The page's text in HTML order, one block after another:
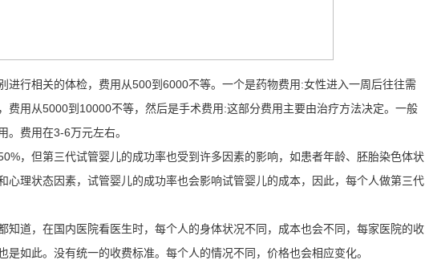
行相关的体检，费用从500到6000不等。一个是药物费用:女性进入一周后往往需
费用从5000到10000不等，然后是手术费用:这部分费用主要由治疗方法决定。一般
。费用在3-6万元左右。
，但第三代试管婴儿的成功率也受到许多因素的影响，如患者年龄、胚胎染色体状
心理状态因素，试管婴儿的成功率也会影响试管婴儿的成本，因此，每个人做第三代
道，在国内医院看医生时，每个人的身体状况不同，成本也会不同，每家医院的收
如此。没有统一的收费标准。每个人的情况不同，价格也会相应变化。